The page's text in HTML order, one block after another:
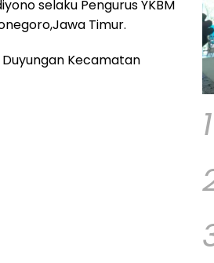
selaku Pengurus YKBM
Timur.
Kecamatan
1